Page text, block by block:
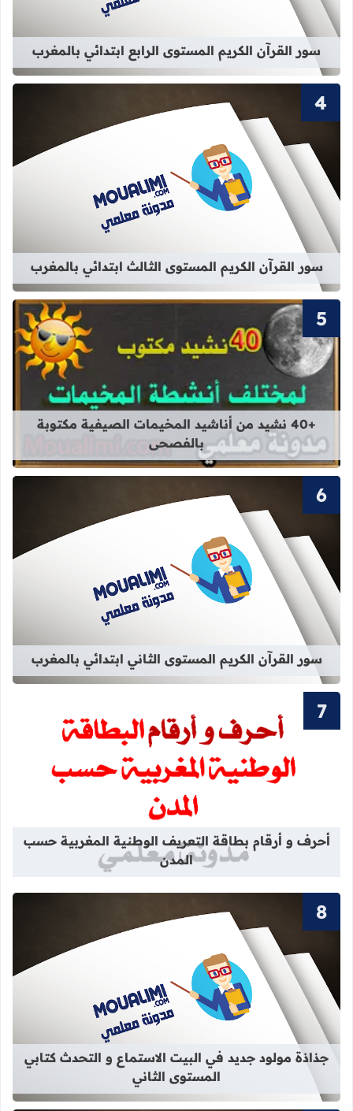
سور القرآن الكريم المستوى الرابع ابتدائي بالمغرب
قراءة المزيد عن سور القرآن الكريم
سور القرآن الكريم المستوى الثالث ابتدائي بالمغرب
قراءة المزيد عن +40 نشيد من أناشيد المخيمات الصيفية مكتوبة بالفصحى
+40 نشيد من أناشيد المخيمات الصيفية مكتوبة
بالفصحى
قراءة المزيد عن سور القرآن الكريم
سور القرآن الكريم المستوى الثاني ابتدائي بالمغرب
قراءة المزيد عن أحرف و أرقام
أحرف و أرقام بطاقة التعريف الوطنية المغربية حسب
المدن
قراءة المزيد عن جذاذة مولود جديد
جذاذة مولود جديد في البيت الاستماع و التحدث كتابي
المستوى الثاني